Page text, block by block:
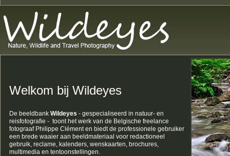
Welkom bij Wildeyes
De beeldbank Wildeyes - gespecialiseerd in natuur- en
reisfotografie - toont het werk van de Belgische freelance
fotograaf Philippe Clément en biedt de professionele gebruiker
een brede waaier aan beeldmateriaal voor redactioneel
gebruik, reclame, kalenders, wenskaarten, brochures,
multimedia en tentoonstellingen.